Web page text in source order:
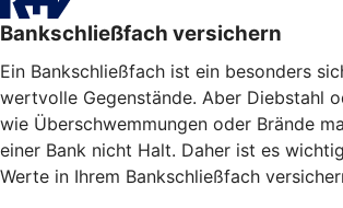
Bankschließfach versichern
Ein Bankschließfach ist ein besonders
wertvolle Gegenstände. Aber Diebstahl
wie Überschwemmungen oder Brände
einer Bank nicht Halt. Daher ist es
Werte in Ihrem Bankschließfach